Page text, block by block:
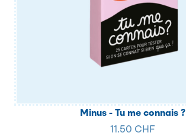
Minus - Tu me connais ?
11.50 CHF